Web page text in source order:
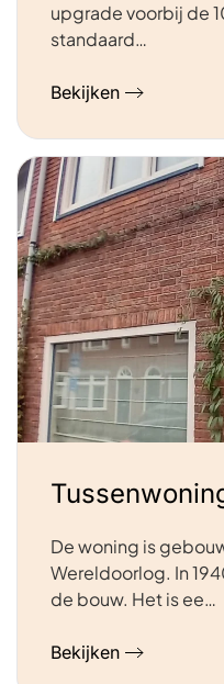
upgrade voorbij de
standaard…
Bekijken
De woning is
Wereldoorlog. In
de bouw. Het is ee…
Bekijken